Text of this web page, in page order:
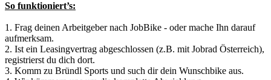
So funktioniert’s:
1. Frag deinen Arbeitgeber nach JobBike - oder mache Ihn darauf
aufmerksam.
2. Ist ein Leasingvertrag abgeschlossen (z.B. mit Jobrad Österreich),
registrierst du dich dort.
3. Komm zu Bründl Sports und such dir dein Wunschbike aus.